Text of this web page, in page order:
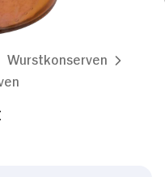
Wurstkonserven